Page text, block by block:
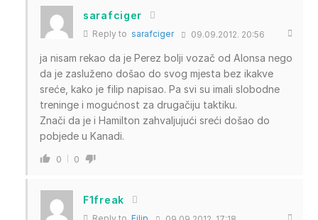
sarafciger
Reply to sarafciger 09.09.2012. 20:56
ja nisam rekao da je Perez bolji vozač od Alonsa nego
da je zasluženo došao do svog mjesta bez ikakve
sreće, kako je filip napisao. Pa svi su imali slobodne
treninge i mogućnost za drugačiju taktiku.
Znači da je i Hamilton zahvaljujući sreći došao do
pobjede u Kanadi.
0 0
F1freak